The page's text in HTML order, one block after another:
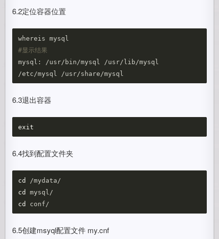
6.2定位容器位置
#显示结果
mysql: /usr/bin/mysql /usr/lib/mysql
6.3退出容器
exit
6.4找到配置文件夹
cd
cd
cd
6.5创建msyql配置文件 my.cnf